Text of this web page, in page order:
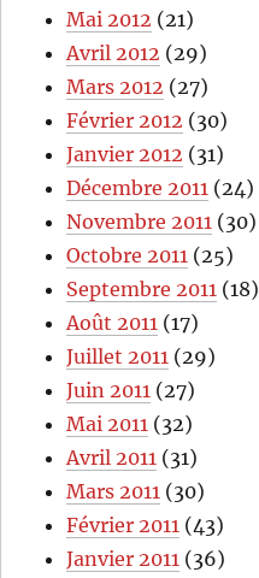
Mai 2012 (21)
Avril 2012 (29)
Mars 2012 (27)
Février 2012 (30)
Janvier 2012 (31)
Décembre 2011 (24)
Novembre 2011 (30)
Octobre 2011 (25)
Septembre 2011 (18)
Août 2011 (17)
Juillet 2011 (29)
Juin 2011 (27)
Mai 2011 (32)
Avril 2011 (31)
Mars 2011 (30)
Février 2011 (43)
Janvier 2011 (36)